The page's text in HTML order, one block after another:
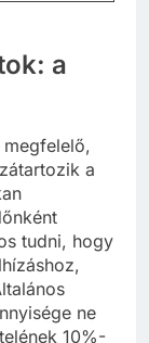
a
a
tudni, hogy
ne
10%-